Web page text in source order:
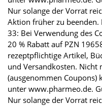
Nur solange der Vorrat
Aktion früher zu beenden.
33: Bei Verwendung des
20 % Rabatt auf PZN
rezeptpflichtige Artikel,
und Versandkosten.
(ausgenommen
unter www.pharmeo.de.
Nur solange der Vorrat